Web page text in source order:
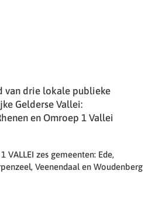
van drie lokale publieke
Gelderse Vallei:
en Omroep 1 Vallei
VALLEI zes gemeenten: Ede,
Veenendaal en Woudenberg